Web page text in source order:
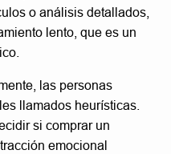
o análisis detallados,
lento, que es un
las personas
llamados heurísticas.
si comprar un
emocional